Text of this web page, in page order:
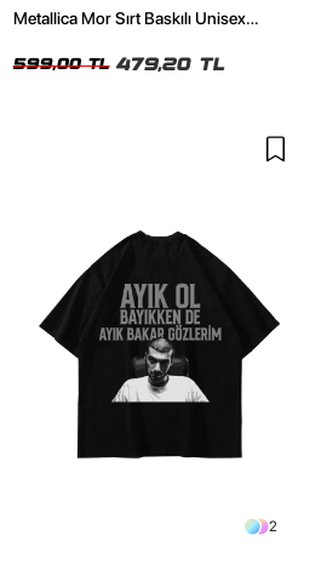
Metallica Mor Sırt Baskılı Unisex
599,00 TL 479,20 TL
2